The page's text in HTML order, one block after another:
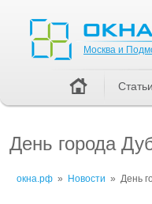
День города
окна.рф » Новости » День
Москва и
Статьи